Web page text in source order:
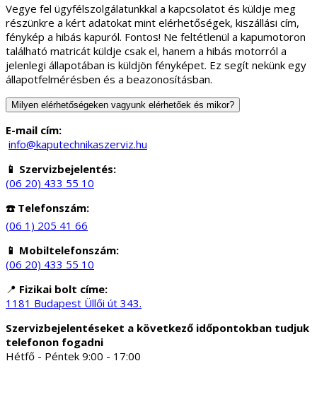
Vegye fel ügyfélszolgálatunkkal a kapcsolatot és küldje meg
részünkre a kért adatokat mint elérhetőségek, kiszállási cím,
fénykép a hibás kapuról. Fontos! Ne feltétlenül a kapumotoron
található matricát küldje csak el, hanem a hibás motorról a
jelenlegi állapotában is küldjön fényképet. Ez segít nekünk egy
állapotfelmérésben és a beazonosításban.
Milyen elérhetőségeken vagyunk elérhetőek és mikor?
E-mail cím:
info@kaputechnikaszerviz.hu
📱 Szervizbejelentés:
(06 20) 433 55 10
☎️ Telefonszám:
(06 1) 205 41 66
📱 Mobiltelefonszám:
(06 20) 433 55 10
📍 Fizikai bolt címe:
1181 Budapest Üllői út 343.
Szervizbejelentéseket a következő időpontokban tudjuk
telefonon fogadni
Hétfő - Péntek 9:00 - 17:00